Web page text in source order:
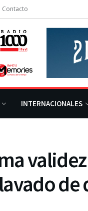
Contacto
INTERNACIONALES
de